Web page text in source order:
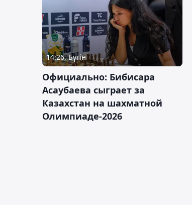
14:26, Бүгін
Официально: Бибисара
Асаубаева сыграет за
Казахстан на шахматной
Олимпиаде-2026